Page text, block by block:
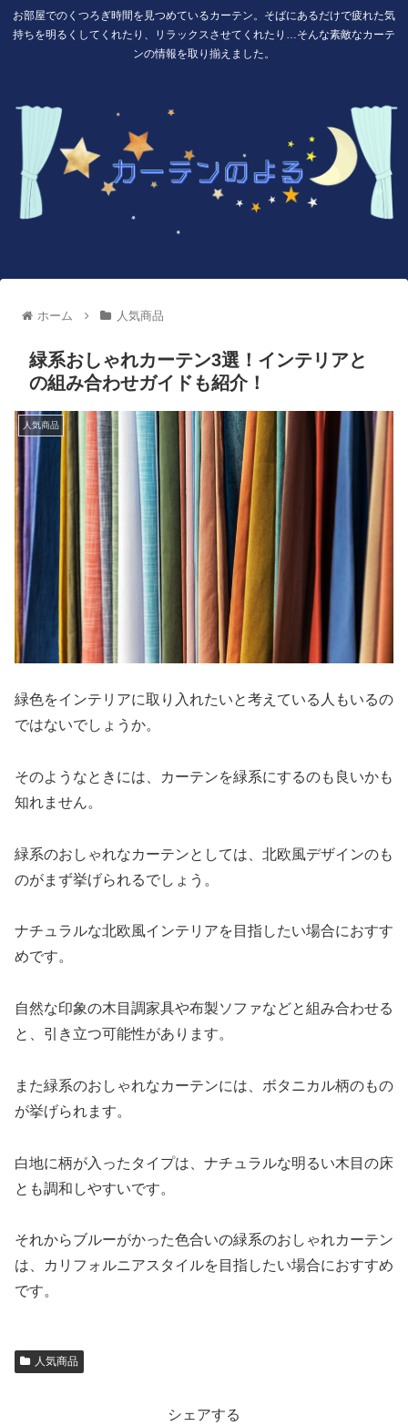
お部屋でのくつろぎ時間を見つめているカーテン。そばにあるだけで疲れた気
持ちを明るくしてくれたり、リラックスさせてくれたり…そんな素敵なカーテ
ンの情報を取り揃えました。
ホーム 人気商品
緑系おしゃれカーテン3選！インテリアと
の組み合わせガイドも紹介！
人気商品
緑色をインテリアに取り入れたいと考えている人もいるの
ではないでしょうか。
そのようなときには、カーテンを緑系にするのも良いかも
知れません。
緑系のおしゃれなカーテンとしては、北欧風デザインのも
のがまず挙げられるでしょう。
ナチュラルな北欧風インテリアを目指したい場合におすす
めです。
自然な印象の木目調家具や布製ソファなどと組み合わせる
と、引き立つ可能性があります。
また緑系のおしゃれなカーテンには、ボタニカル柄のもの
が挙げられます。
白地に柄が入ったタイプは、ナチュラルな明るい木目の床
とも調和しやすいです。
それからブルーがかった色合いの緑系のおしゃれカーテン
は、カリフォルニアスタイルを目指したい場合におすすめ
です。
人気商品
シェアする